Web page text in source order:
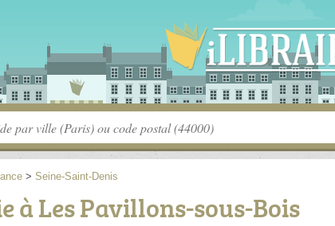
> Seine-Saint-Denis
à Les Pavillons-sous-Bois